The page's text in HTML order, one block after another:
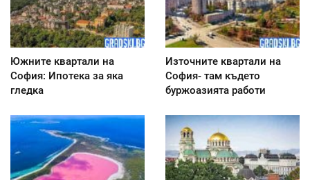
Южните квартали на
София: Ипотека за яка
гледка
Източните квартали на
София- там където
буржоазията работи